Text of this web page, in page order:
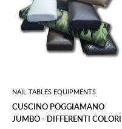
NAIL TABLES EQUIPMENTS
CUSCINO POGGIAMANO
JUMBO - DIFFERENTI COLORI